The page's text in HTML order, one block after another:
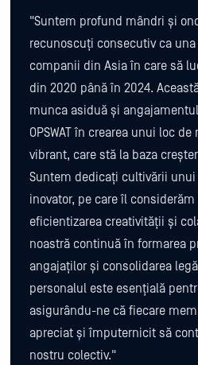
"Suntem profund mândri și
recunoscuți consecutiv ca
companii din Asia în care să
din 2020 până în 2024.
munca asiduă și
OPSWAT în crearea unui loc
vibrant, care stă la baza
Suntem dedicați cultivării
inovator, pe care îl
eficientizarea creativității și
noastră continuă în formarea
angajaților și consolidarea
personalul este esențială
asigurându-ne că fiecare
apreciat și împuternicit să
nostru colectiv."